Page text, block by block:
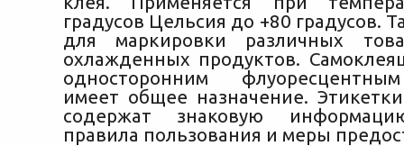
градусов Цельсия до +80 градусов.
для маркировки различных
охлажденных продуктов.
односторонним
имеет общее назначение.
содержат знаковую
правила пользования и меры